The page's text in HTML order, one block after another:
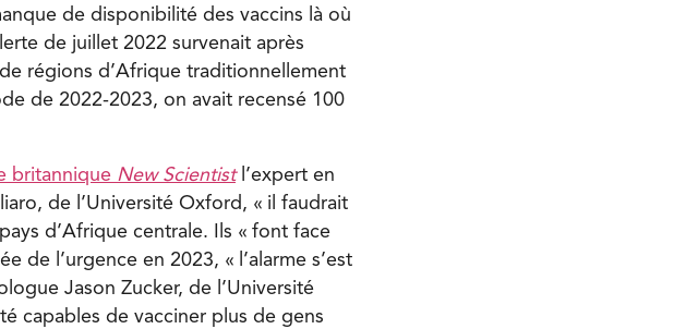
de disponibilité des vaccins là où
de juillet 2022 survenait après
régions d’Afrique traditionnellement
de 2022-2023, on avait recensé 100
britannique New Scientist l’expert en
de l’Université Oxford, « il faudrait
d’Afrique centrale. Ils « font face
de l’urgence en 2023, « l’alarme s’est
Jason Zucker, de l’Université
capables de vacciner plus de gens